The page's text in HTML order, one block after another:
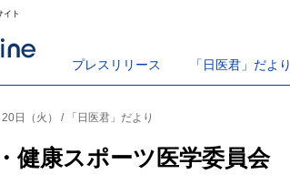
イト
プレスリリース 「日医君」だより
日（火） / 「日医君」だより
健康スポーツ医学委員会